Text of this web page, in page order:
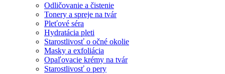
Odličovanie a čistenie
Tonery a spreje na tvár
Pleťové séra
Hydratácia pleti
Starostlivosť o očné okolie
Masky a exfoliácia
Opaľovacie krémy na tvár
Starostlivosť o pery